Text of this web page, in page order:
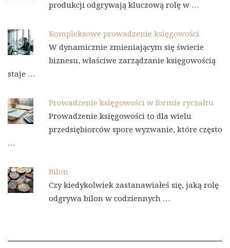
produkcji odgrywają kluczową rolę w …
Kompleksowe prowadzenie księgowości
W dynamicznie zmieniającym się świecie
biznesu, właściwe zarządzanie księgowością
staje …
Prowadzenie księgowości w formie ryczałtu
Prowadzenie księgowości to dla wielu
przedsiębiorców spore wyzwanie, które często
…
Bilon
Czy kiedykolwiek zastanawiałeś się, jaką rolę
odgrywa bilon w codziennych …